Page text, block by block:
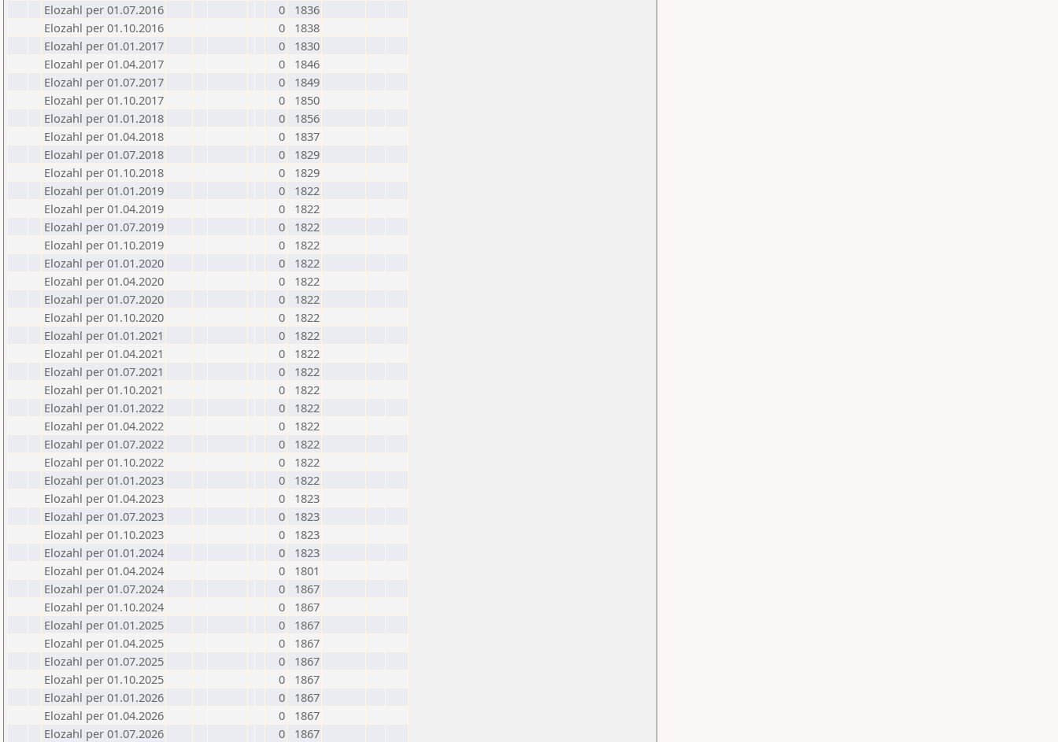
Elozahl per 01.07.2016
0
1836
Elozahl per 01.10.2016
0
1838
Elozahl per 01.01.2017
0
1830
Elozahl per 01.04.2017
0
1846
Elozahl per 01.07.2017
0
1849
Elozahl per 01.10.2017
0
1850
Elozahl per 01.01.2018
0
1856
Elozahl per 01.04.2018
0
1837
Elozahl per 01.07.2018
0
1829
Elozahl per 01.10.2018
0
1829
Elozahl per 01.01.2019
0
1822
Elozahl per 01.04.2019
0
1822
Elozahl per 01.07.2019
0
1822
Elozahl per 01.10.2019
0
1822
Elozahl per 01.01.2020
0
1822
Elozahl per 01.04.2020
0
1822
Elozahl per 01.07.2020
0
1822
Elozahl per 01.10.2020
0
1822
Elozahl per 01.01.2021
0
1822
Elozahl per 01.04.2021
0
1822
Elozahl per 01.07.2021
0
1822
Elozahl per 01.10.2021
0
1822
Elozahl per 01.01.2022
0
1822
Elozahl per 01.04.2022
0
1822
Elozahl per 01.07.2022
0
1822
Elozahl per 01.10.2022
0
1822
Elozahl per 01.01.2023
0
1822
Elozahl per 01.04.2023
0
1823
Elozahl per 01.07.2023
0
1823
Elozahl per 01.10.2023
0
1823
Elozahl per 01.01.2024
0
1823
Elozahl per 01.04.2024
0
1801
Elozahl per 01.07.2024
0
1867
Elozahl per 01.10.2024
0
1867
Elozahl per 01.01.2025
0
1867
Elozahl per 01.04.2025
0
1867
Elozahl per 01.07.2025
0
1867
Elozahl per 01.10.2025
0
1867
Elozahl per 01.01.2026
0
1867
Elozahl per 01.04.2026
0
1867
Elozahl per 01.07.2026
0 1867